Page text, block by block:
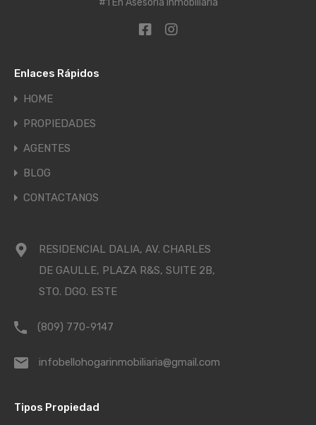
#1 En Asesoría Inmobiliaria
Enlaces Rápidos
HOME
PROPIEDADES
AGENTES
BLOG
CONTACTANOS
RESIDENCIAL DALIA, AV. CHARLES
DE GAULLE, PLAZA R&S, SUITE 2B,
STO. DGO. ESTE
(809) 770-9147
infobellohogarinmobiliaria@gmail.com
Tipos Propiedad